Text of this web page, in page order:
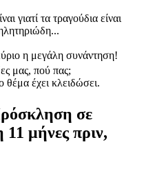
γιατί τα τραγούδια είναι
η μεγάλη συνάντηση!
μας, πού πας;
θέμα έχει κλειδώσει.
σε
11 μήνες πριν,